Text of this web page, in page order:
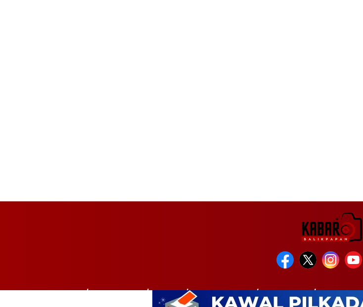
HOME BALIKPAPAN BISNIS PEMERINTAHAN KESEHATAN KRIMINAL